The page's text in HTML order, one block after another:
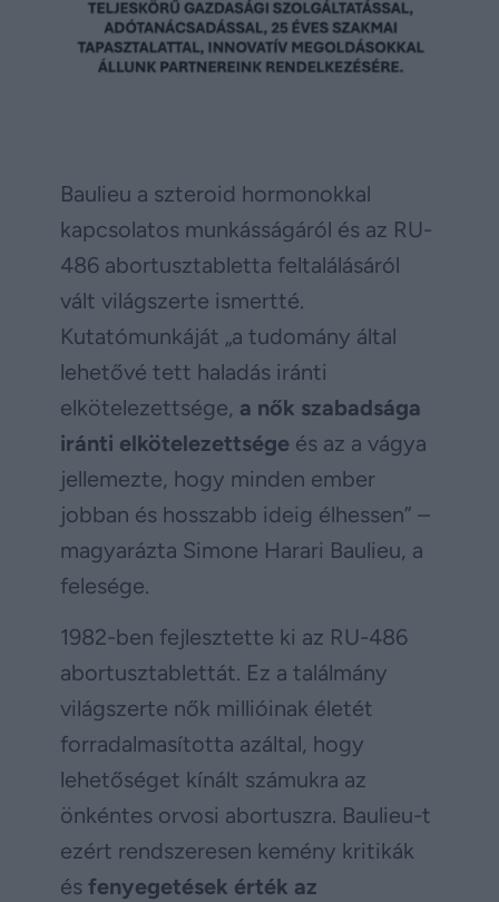
Baulieu a szteroid hormonokkal
kapcsolatos munkásságáról és az RU-
486 abortusztabletta feltalálásáról
vált világszerte ismertté.
Kutatómunkáját „a tudomány által
lehetővé tett haladás iránti
elkötelezettsége, a nők szabadsága
iránti elkötelezettsége és az a vágya
jellemezte, hogy minden ember
jobban és hosszabb ideig élhessen” –
magyarázta Simone Harari Baulieu, a
felesége.
1982-ben fejlesztette ki az RU-486
abortusztablettát. Ez a találmány
világszerte nők millióinak életét
forradalmasította azáltal, hogy
lehetőséget kínált számukra az
önkéntes orvosi abortuszra. Baulieu-t
ezért rendszeresen kemény kritikák
és fenyegetések érték az